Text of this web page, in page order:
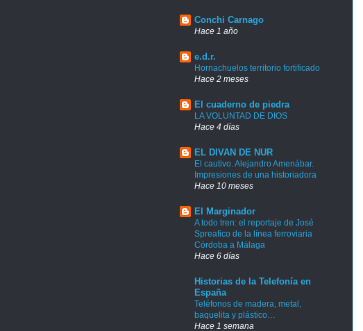
Conchi Carnago
Hace 1 año
e.d.r.
Hornachuelos territorio fortificado
Hace 2 meses
El cuaderno de piedra
LA VOLUNTAD DE DIOS
Hace 4 días
EL DIVAN DE NUR
El cautivo. Alejandro Amenábar.
Impresiones de una historiadora
Hace 10 meses
El Marginador
A todo tren: el reportaje de José
Spreafico de la línea ferroviaria
Córdoba a Málaga
Hace 6 días
Historias de la Telefonía en
España
Teléfonos de madera, metal,
baquelita y plástico…
Hace 1 semana